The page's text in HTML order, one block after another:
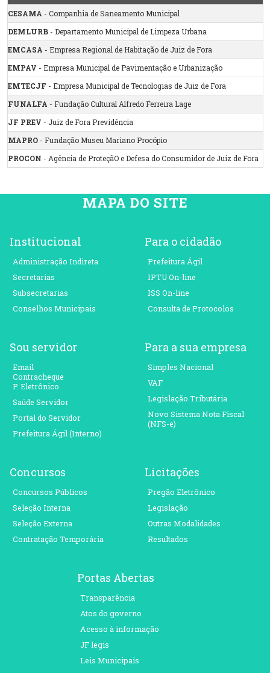
CESAMA - Companhia de Saneamento Municipal
DEMLURB- Departamento Municipal de Limpeza Urbana
EMCASA - Empresa Regional de Habitação de Juiz de Fora
EMPAV - Empresa Municipal de Pavimentação e Urbanização
EMTECJF - Empresa Municipal de Tecnologias de Juiz de Fora
FUNALFA - Fundação Cultural Alfredo Ferreira Lage
JF PREV - Juiz de Fora Previdência
MAPRO- Fundação Museu Mariano Procópio
PROCON - Agência de ProteçãO e Defesa do Consumidor de Juiz de Fora
MAPA DO SITE
Institucional
Administração Indireta
Secretarias
Subsecretarias
Conselhos Municipais
Para o cidadão
Prefeitura Ágil
IPTU On-line
ISS On-line
Consulta de Protocolos
Sou servidor
Email
Contracheque
P. Eletrônico
Saúde Servidor
Portal do Servidor
Prefeitura Ágil (Interno)
Para a sua empresa
Simples Nacional
VAF
Legislação Tributária
Novo Sistema Nota Fiscal
(NFS-e)
Concursos
Concursos Públicos
Seleção Interna
Seleção Externa
Contratação Temporária
Licitações
Pregão Eletrônico
Legislação
Outras Modalidades
Resultados
Portas Abertas
Transparência
Atos do governo
Acesso à informação
JF legis
Leis Municipais